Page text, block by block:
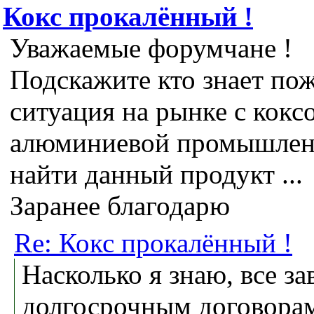
Кокс прокалённый !
Уважаемые форумчане !
Подскажите кто знает
ситуация на рынке с
алюминиевой
найти данный продукт ...
Заранее благодарю
Re: Кокс прокалённый !
Насколько я знаю, все
долгосрочным